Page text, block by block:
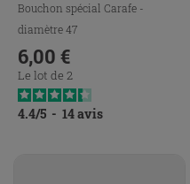
Bouchon spécial Carafe -
diamètre 47
Prix
6,00 €
Le lot de 2
4.4/5 - 14avis